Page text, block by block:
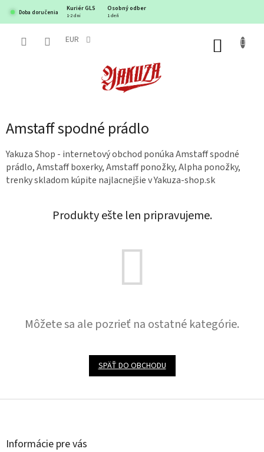
obsah
Doba doručenia
Kuriér GLS Osobný odber
1-2 dni 1 deň
EUR
Amstaff spodné prádlo
Yakuza Shop - internetový obchod ponúka Amstaff spodné
prádlo, Amstaff boxerky, Amstaff ponožky, Alpha ponožky,
trenky skladom kúpite najlacnejšie v Yakuza-shop.sk
Produkty ešte len pripravujeme.
Môžete sa ale pozrieť na ostatné kategórie.
SPÄŤ DO OBCHODU
Z
Informácie pre vás